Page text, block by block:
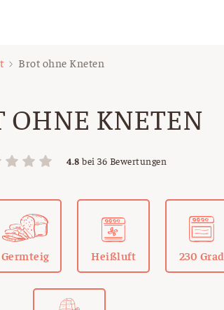
Brot ohne Kneten
OHNE KNETEN
4.8 bei36 Bewertungen
Germteig Heißluft 230 Grad